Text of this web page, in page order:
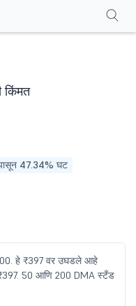
किंमत
47.34% घट
हे ₹397 वर उघडले आहे
50 आणि 200 DMA स्टँड
एफएक्यू